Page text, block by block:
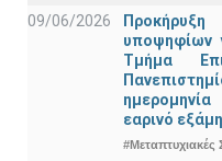
09/06/2026
υποψηφίων
Τμήμα
εαρινό
#Μεταπτυχιακές